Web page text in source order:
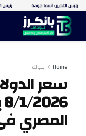
Home بنوك
سعر
المصري